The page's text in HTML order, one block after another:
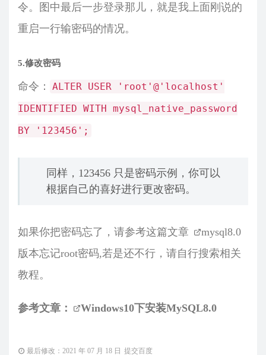
令。图中最后一步登录那儿，就是我上面刚说的
重启一行输密码的情况。
5.修改密码
命令：
ALTER USER 'root'@'localhost'
IDENTIFIED WITH mysql_native_password
BY '123456';
同样，123456 只是密码示例，你可以
根据自己的喜好进行更改密码。
如果你把密码忘了，请参考这篇文章
mysql8.0
版本忘记root密码,若是还不行，请自行搜索相关
教程。
参考文章： Windows10下安装MySQL8.0
最后修改：2021 年 07 月 18 日 提交百度